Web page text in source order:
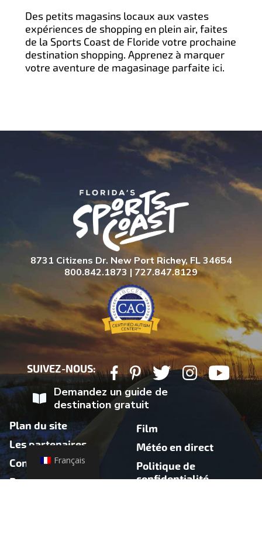
Des petits magasins locaux aux vastes
expériences de shopping en plein air, faites
de la Sports Coast de Floride votre prochaine
destination shopping. Apprenez à marquer
votre aventure de magasinage parfaite ici.
8731 Citizens Dr. New Port Richey, FL 34654
800.842.1873 | 727.847.8129
SUIVEZ-NOUS:
Demandez un guide de
destination gratuit
Plan du site
Les partenaires
Contact
Presse
Film
Météo en direct
Politique de
confidentialité
Français